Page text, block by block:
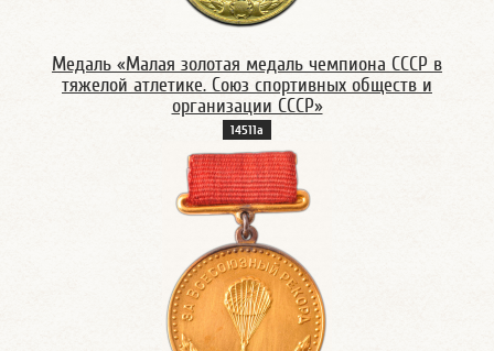
Медаль «Малая золотая медаль чемпиона СССР в
тяжелой атлетике. Союз спортивных обществ и
организации СССР»
14511а